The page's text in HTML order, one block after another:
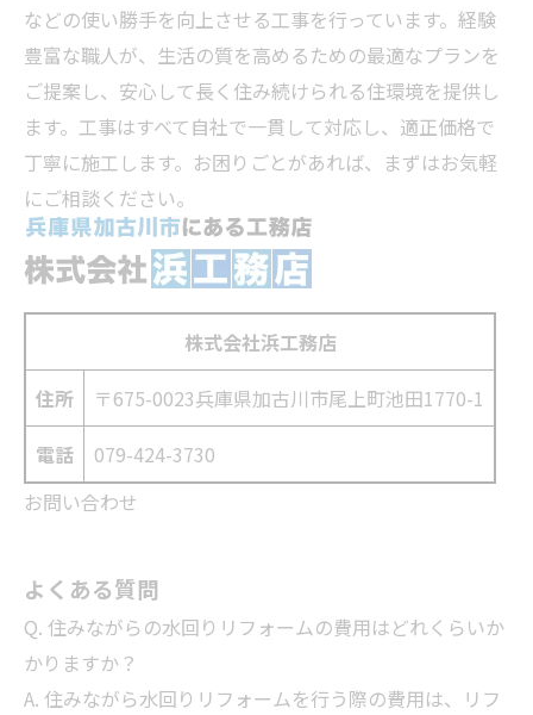
などの使い勝手を向上させる工事を行っています。経験
豊富な職人が、生活の質を高めるための最適なプランを
ご提案し、安心して長く住み続けられる住環境を提供し
ます。工事はすべて自社で一貫して対応し、適正価格で
丁寧に施工します。お困りごとがあれば、まずはお気軽
にご相談ください。
株式会社浜工務店
住所
〒675-0023兵庫県加古川市尾上町池田1770-1
電話
079-424-3730
お問い合わせ
よくある質問
Q. 住みながらの水回りリフォームの費用はどれくらいか
かりますか？
A. 住みながら水回りリフォームを行う際の費用は、リフ